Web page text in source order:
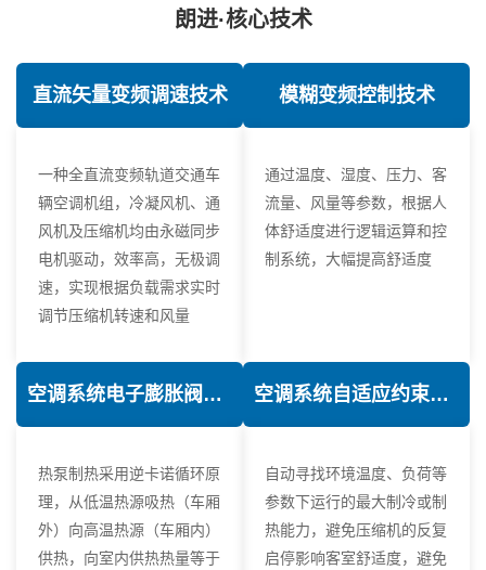
朗进·核心技术
直流矢量变频调速技术
一种全直流变频轨道交通车
辆空调机组，冷凝风机、通
风机及压缩机均由永磁同步
电机驱动，效率高，无极调
速，实现根据负载需求实时
调节压缩机转速和风量
模糊变频控制技术
通过温度、湿度、压力、客
流量、风量等参数，根据人
体舒适度进行逻辑运算和控
制系统，大幅提高舒适度
空调系统电子膨胀阀热力学优化技术
热泵制热采用逆卡诺循环原
理，从低温热源吸热（车厢
外）向高温热源（车厢内）
供热，向室内供热热量等于
空调系统自适应约束控制技术
自动寻找环境温度、负荷等
参数下运行的最大制冷或制
热能力，避免压缩机的反复
启停影响客室舒适度，避免